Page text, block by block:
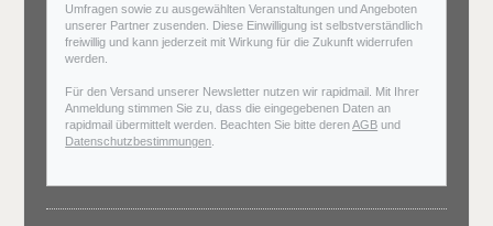
Umfragen sowie zu ausgewählten Veranstaltungen und Angeboten
unserer Partner zusenden. Diese Einwilligung ist selbstverständlich
freiwillig und kann jederzeit mit Wirkung für die Zukunft widerrufen
werden.
Für den Versand unserer Newsletter nutzen wir rapidmail. Mit Ihrer
Anmeldung stimmen Sie zu, dass die eingegebenen Daten an
rapidmail übermittelt werden. Beachten Sie bitte derenAGB und
Datenschutzbestimmungen